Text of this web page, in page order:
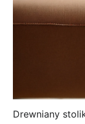
Drewniany